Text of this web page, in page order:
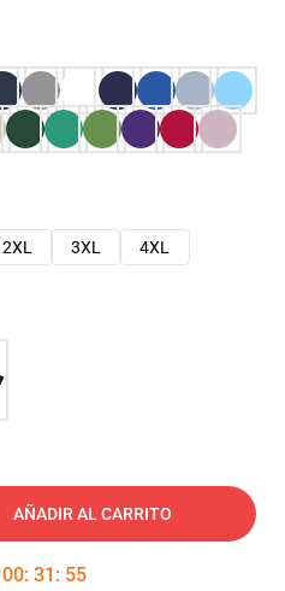
2XL 3XL
4XL
AÑADIR AL CARRITO
00: 31 : 54